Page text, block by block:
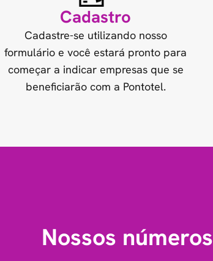
Cadastro
Cadastre-se utilizando nosso
formulário e você estará pronto para
começar a indicar empresas que se
beneficiarão com a Pontotel.
Nossos números